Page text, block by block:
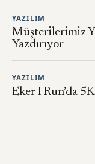
YAZILIM
Müşterilerimiz
Yazdırıyor
YAZILIM
Eker I Run’da